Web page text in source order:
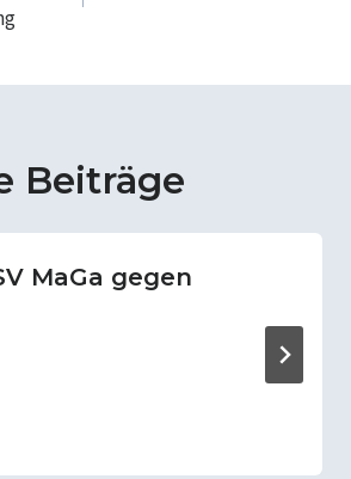
Beiträge
MaGa gegen